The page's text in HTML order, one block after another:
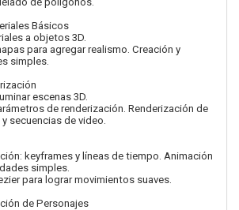
Básicos
a objetos 3D.
para agregar realismo. Creación y
simples.
escenas 3D.
de renderización. Renderización de
secuencias de video.
keyframes y líneas de tiempo. Animación
simples.
para lograr movimientos suaves.
de Personajes